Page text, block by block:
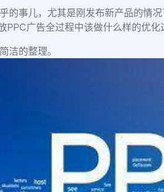
的事儿，尤其是刚发布新产品的情
PPC广告全过程中该做什么样的优化
洁的整理。